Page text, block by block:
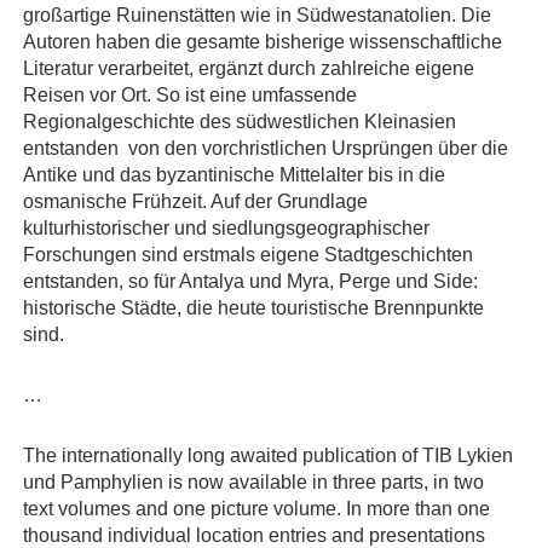
großartige Ruinenstätten wie in Südwestanatolien. Die
Autoren haben die gesamte bisherige wissenschaftliche
Literatur verarbeitet, ergänzt durch zahlreiche eigene
Reisen vor Ort. So ist eine umfassende
Regionalgeschichte des südwestlichen Kleinasien
entstanden  von den vorchristlichen Ursprüngen über die
Antike und das byzantinische Mittelalter bis in die
osmanische Frühzeit. Auf der Grundlage
kulturhistorischer und siedlungsgeographischer
Forschungen sind erstmals eigene Stadtgeschichten
entstanden, so für Antalya und Myra, Perge und Side:
historische Städte, die heute touristische Brennpunkte
sind.
…
The internationally long awaited publication of TIB Lykien
und Pamphylien is now available in three parts, in two
text volumes and one picture volume. In more than one
thousand individual location entries and presentations